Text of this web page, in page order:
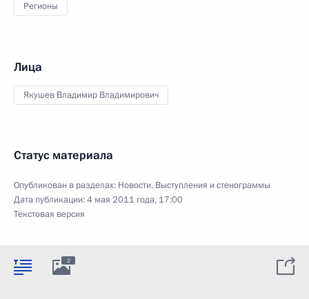
Регионы
Лица
Якушев Владимир Владимирович
Статус материала
Опубликован в разделах: Новости, Выступления и стенограммы
Дата публикации:4 мая 2011 года, 17:00
Текстовая версия
2